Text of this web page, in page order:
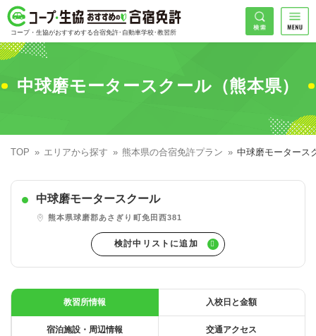
コープ・生協おすすめの合宿免許
コープ・生協がおすすめする合宿免許･自動車学校･教習所
HOME
コープ・生協おすすめの合宿免許ランキング
普通車
大型二輪
準中型車
大型特殊
エリアで探す
東北エリア
甲信越エリア
東海エリア
早割
学割
組合員特典
キャンペーンで探す
こだわり条件で探す
コープ合宿免許スタッフがおすすめの教習所
お一人でも安心な教習所
教習料金が安い教習所
入校日で探す
私たちについて
コープ・生協おすすめの合宿免許パンフレット
地域
希望入校日
26 件が見つかりました
検索
中球磨モータースクール（熊本県）
TOP エリアから探す 熊本県の合宿免許プラン 中球磨モータース
中球磨モータースクール
熊本県球磨郡あさぎり町免田西381
教習所情報 入校日と金額
宿泊施設・周辺情報 交通アクセス